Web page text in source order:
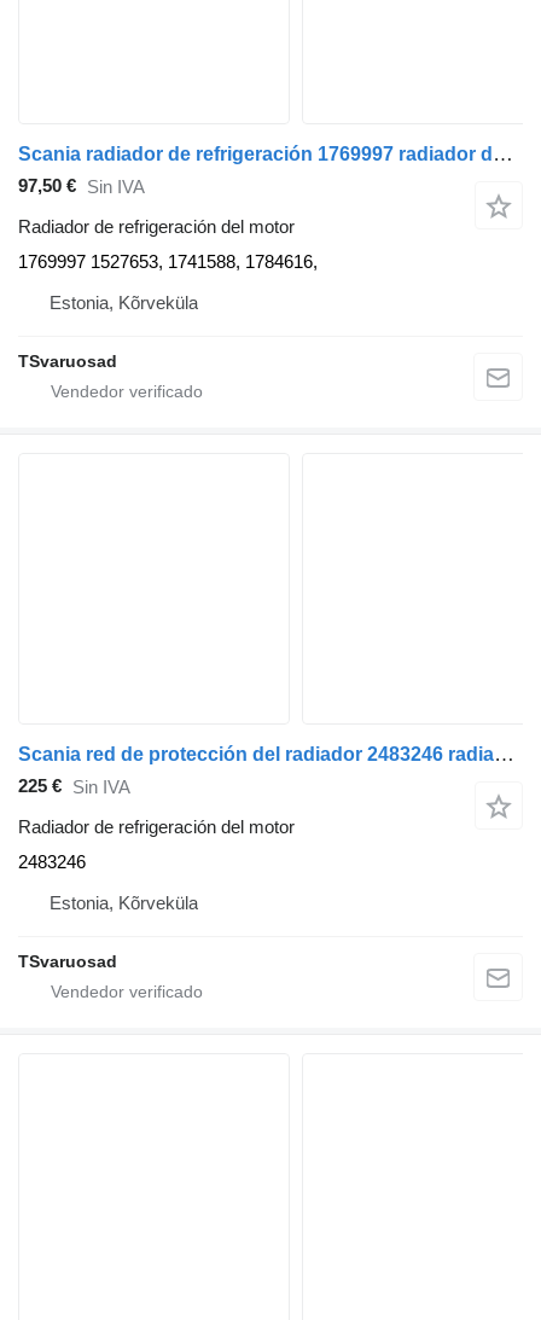
Scania radiador de refrigeración 1769997 radiador de refrigeración del motor para Scania R420 cabeza tractora
97,50 € Sin IVA
Radiador de refrigeración del motor
1769997 1527653, 1741588, 1784616,
Estonia, Kõrveküla
TSvaruosad
Scania red de protección del radiador 2483246 radiador de refrigeración del motor para Scania R410 cabeza tractora
225 € Sin IVA
Radiador de refrigeración del motor
2483246
Estonia, Kõrveküla
TSvaruosad